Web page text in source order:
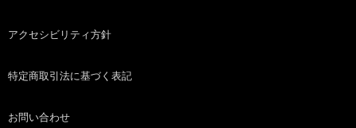
アクセシビリティ方針
特定商取引法に基づく表記
お問い合わせ